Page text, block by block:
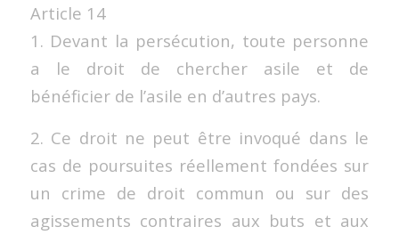
Article 14
1. Devant la persécution, toute personne
a le droit de chercher asile et de
bénéficier de l’asile en d’autres pays.
2. Ce droit ne peut être invoqué dans le
cas de poursuites réellement fondées sur
un crime de droit commun ou sur des
agissements contraires aux buts et aux